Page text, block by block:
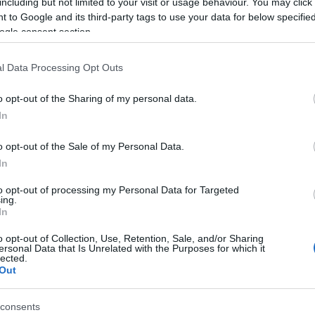
to Google and its third-party tags to use your data for below
consent section.
Data Processing Opt Outs
opt-out of the Sharing of my personal data.
opt-out of the Sale of my Personal Data.
opt-out of processing my Personal Data for Targeted
opt-out of Collection, Use, Retention, Sale, and/or Sharing
Data that Is Unrelated with the Purposes for which it
barkóczi noémiskorerec.huobwigszyhjazzboiskinetic eroticbass theory
komment
MIXBEN BERGITŐL